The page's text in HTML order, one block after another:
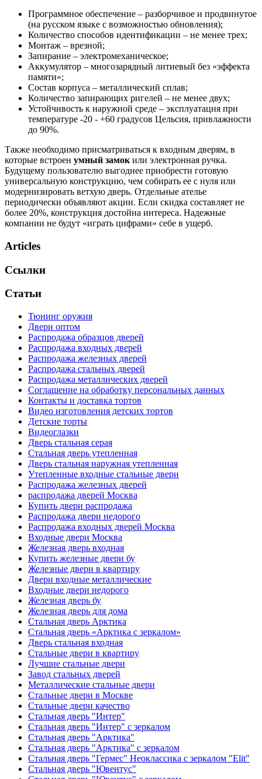
Программное обеспечение – разборчивое и продвинутое
(на русском языке с возможностью обновления);
Количество способов идентификации – не менее трех;
Монтаж – врезной;
Запирание – электромеханическое;
Аккумулятор – многозарядный литиевый без «эффекта
памяти»;
Состав корпуса – металлический сплав;
Количество запирающих ригелей – не менее двух;
Устойчивость к наружной среде – эксплуатация при
температуре -20 - +60 градусов Цельсия, привлажности
до 90%.
Также необходимо присматриваться к входным дверям, в
которые встроен умный замок или электронная ручка.
Будущему пользователю выгоднее приобрести готовую
универсальную конструкцию, чем собирать ее с нуля или
модернизировать ветхую дверь. Отдельные ателье
периодически объявляют акции. Если скидка составляет не
более 20%, конструкция достойна интереса. Надежные
компании не будут «играть цифрами» себе в ущерб.
Articles
Ссылки
Статьи
Тюнинг оружия
Двери оптом
Распродажа образцов дверей
Распродажа входных дверей
Распродажа железных дверей
Распродажа стальных дверей
Распродажа металлических дверей
Соглашение на обработку персональных данных
Контакты и доставка тортов
Видео изготовления детских тортов
Детские торты
Видеоглазки
Дверь стальная серая
Стальная дверь утепленная
Дверь стальная наружная утепленная
Утепленные входные стальные двери
Распродажа железных дверей
распродажа дверей Москва
Купить двери распродажа
Распродажа двери недорого
Распродажа входных дверей Москва
Входные двери Москва
Железная дверь входная
Купить железные двери бу
Железные двери в квартиру
Двери входные металлические
Входные двери недорого
Железная дверь бу
Железная дверь для дома
Стальная дверь Арктика
Стальная дверь «Арктика с зеркалом»
Дверь стальная входная
Стальные двери в квартиру
Лучшие стальные двери
Завод стальных дверей
Металлические стальные двери
Стальные двери в Москве
Стальные двери качество
Стальная дверь "Интер"
Стальная дверь "Интер" с зеркалом
Стальная дверь "Арктика"
Стальная дверь "Арктика" с зеркалом
Стальная дверь "Гермес" Неоклассика с зеркалом "Elit"
Стальная дверь "Ювентус"